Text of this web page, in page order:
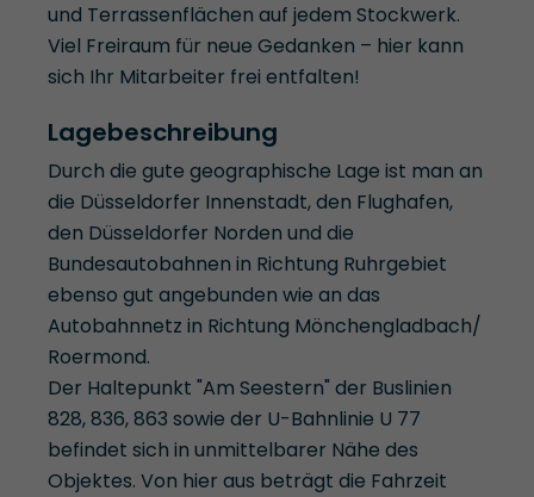
und Terrassenflächen auf jedem Stockwerk.
Viel Freiraum für neue Gedanken – hier kann
sich Ihr Mitarbeiter frei entfalten!
Lagebeschreibung
Durch die gute geographische Lage ist man an
die Düsseldorfer Innenstadt, den Flughafen,
den Düsseldorfer Norden und die
Bundesautobahnen in Richtung Ruhrgebiet
ebenso gut angebunden wie an das
Autobahnnetz in Richtung Mönchengladbach/
Roermond.
Der Haltepunkt "Am Seestern" der Buslinien
828, 836, 863 sowie der U-Bahnlinie U 77
befindet sich in unmittelbarer Nähe des
Objektes. Von hier aus beträgt die Fahrzeit